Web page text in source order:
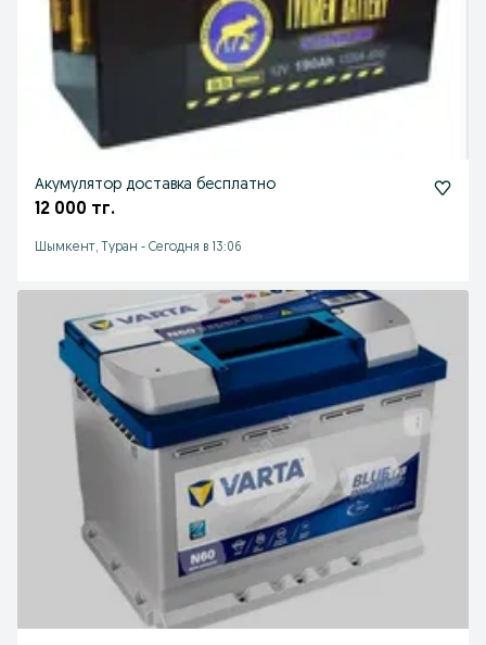
Акумулятор доставка бесплатно
12 000 тг.
Шымкент, Туран - Сегодня в 13:06